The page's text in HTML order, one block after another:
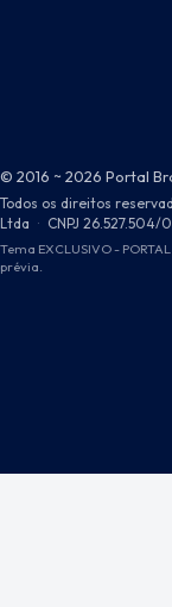
© 2016 ~ 2026 Portal
Todos os direitos
Ltda · CNPJ 26.527.504/
Tema EXCLUSIVO -
prévia.